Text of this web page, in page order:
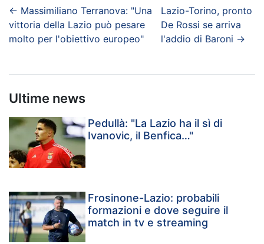
← Massimiliano Terranova: "Una
vittoria della Lazio può pesare
molto per l'obiettivo europeo"
Lazio-Torino, pronto
De Rossi se arriva
l'addio di Baroni →
Ultime news
Pedullà: "La Lazio ha il sì di
Ivanovic, il Benfica…"
Frosinone-Lazio: probabili
formazioni e dove seguire il
match in tv e streaming